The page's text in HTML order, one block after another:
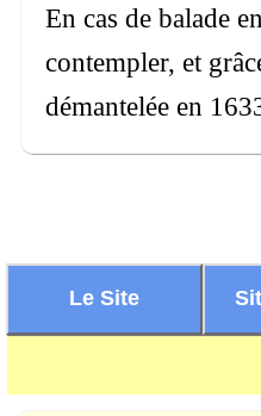
En cas de balade
contempler, et
démantelée en
Le Site